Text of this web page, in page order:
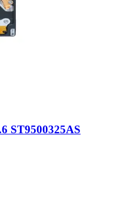
ST9500325AS